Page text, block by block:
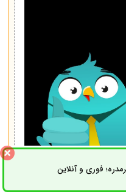
فوری و آنلاینثبت سفارش